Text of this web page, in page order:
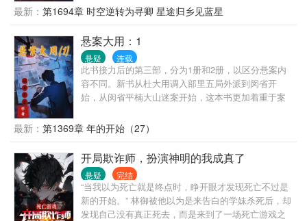
定鼓掌掌，开始很刺激现在我要死了啊！” 陈玄：“今
晚和你妻子要个小孩，那些仙家盯上了你孩子的名
额。” “道长，我和女朋友很恩爱，但两家父母都以死
相逼让我们马上分手，我们准备出国远走高飞！” 陈
玄：“不可，那是你姐！” 道长我家的边牧大半夜偷摸
照镜子，还发出嘿嘿嘿的笑声…… 获得获得获得 “山
上飞到山下身上绑根钓鱼线，道长，你跟我们说是吊
的威亚？” “手搓掌心雷，身上绑根电线，你告诉我们
仙法！”
最新： 第1694章 时空逆转为寻卿 星途归乡见蓝星
悬案大用：1
悬疑 连载
此书接力后的第三部，分为1册和2册，以区分悬案内
容不同。新书从杜大用调入部里五局外派到闵省开
始，从闵省平楠大山迷案开始，这本书更加着重于案
学，勘查学，法医学，心理学上进行艺术加工，期盼
老粉丝和新读者一起再次见证大用破案！会有五个不
同类型的案件，每个故事都不会很拖沓，尽量会在四
十万字左右写明白一个案件。
最新： 第1369章 年的开始（27）
开局欺诈师，扮演神明的我成真了
悬疑 完结
“当我以为死亡就是终点时，睁开眼才发现死亡不过是
新的开始。” 林御被他以为是来告白的学妹杀死后，却
发现自己没有真正死去，而是来到了一场死亡游戏之